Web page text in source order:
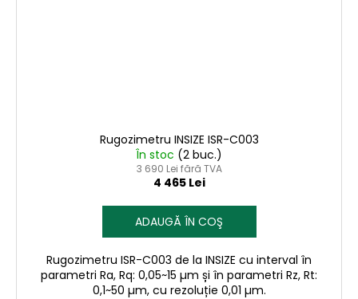
Rugozimetru INSIZE ISR-C003
În stoc (2 buc.)
3 690 Lei fără TVA
4 465 Lei
ADAUGĂ ÎN COŞ
Rugozimetru ISR-C003 de la INSIZE cu interval în
parametri Ra, Rq: 0,05~15 µm și în parametri Rz, Rt:
0,1~50 µm, cu rezoluție 0,01 µm.